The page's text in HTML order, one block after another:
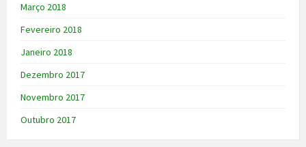
Março 2018
Fevereiro 2018
Janeiro 2018
Dezembro 2017
Novembro 2017
Outubro 2017